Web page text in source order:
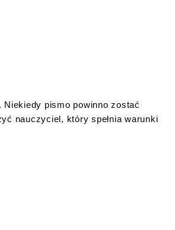
Niekiedy pismo powinno zostać
nauczyciel, który spełnia warunki